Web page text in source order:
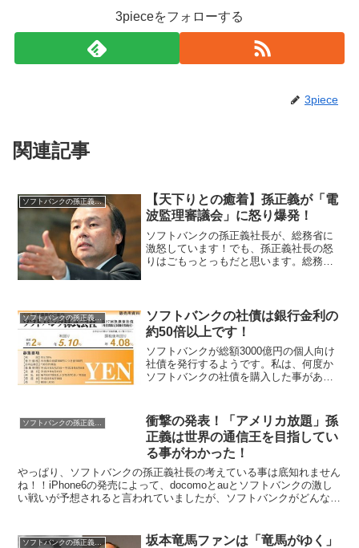
3pieceをフォローする
3piece
関連記事
ソフトバンクの孫正義社長
【天下りとの癒着】孫正義が「電
波監理審議会」に怒り爆発！
ソフトバンクの孫正義社長が、総務省に
激怒しています！でも、孫正義社長の怒
りはごもっとっもだと思います。総務省
す。総務省の諮問機関で...
ソフトバンクの孫正義社長
ソフトバンクの社債は銀行金利の
約50倍以上です！
ソフトバンクが総額3000億円の個人向け
社債を発行するようです。私は、何度か
ソフトバンクの社債を購入した事があ
た、しかし今回は1.15％〜1.75％になる
ようです。
衝撃の発表！「アメリカ放題」孫
正義は世界の通信王を目指してい
る事がわかった！
やっぱり、ソフトバンクの孫正義社長の考えている事は底知れません
ね！！iPhone6の発売によって、docomoとauとソフトバンクの激し
い戦いが予想されると言われていましたが、ソフトバンクがどんなけ
ソフトバンクの孫正義社長
坂本竜馬ファンは「竜馬がゆく」